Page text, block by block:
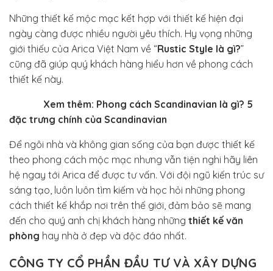
Những thiết kế mộc mạc kết hợp với thiết kế hiện đại
ngày càng được nhiều người yêu thích. Hy vọng những
giới thiếu của Arica Việt Nam về “Rustic Style là gì?”
cũng đã giúp quý khách hàng hiểu hơn về phong cách
thiết kế này.
Xem thêm: Phong cách Scandinavian là gì? 5
đặc trưng chính của Scandinavian
Để ngôi nhà và không gian sống của bạn được thiết kế
theo phong cách mộc mạc nhưng vẫn tiện nghi hãy liên
hệ ngay tới Arica để được tư vấn. Với đội ngũ kiến trúc sư
sáng tạo, luôn luôn tìm kiếm và học hỏi những phong
cách thiết kế khắp nơi trên thế giới, đảm bảo sẽ mang
đến cho quý anh chị khách hàng những thiết kế văn
phòng hay nhà ở đẹp và độc đáo nhất.
CÔNG TY CỔ PHẦN ĐẦU TƯ VÀ XÂY DỰNG